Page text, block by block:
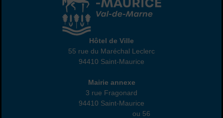
Hôtel de Ville
Hôtel de Ville
55 rue du Maréchal Leclerc
94410 Saint-Maurice
Annexe
Mairie annexe
3 rue Fragonard
94410 Saint-Maurice
ou 56